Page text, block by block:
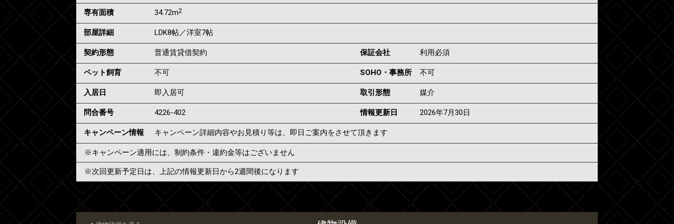
専有面積 34.72m2
部屋詳細 LDK8帖／洋室7帖
契約形態 普通賃貸借契約 保証会社 利用必須
ペット飼育 不可 SOHO・事務所 不可
入居日 即入居可 取引形態 媒介
問合番号 4226-402 情報更新日 2026年7月30日
キャンペーン情報 キャンペーン詳細内容やお見積り等は、即日ご案内をさせて頂きます
※キャンペーン適用には、制約条件・違約金等はございません
※次回更新予定日は、上記の情報更新日から2週間後になります